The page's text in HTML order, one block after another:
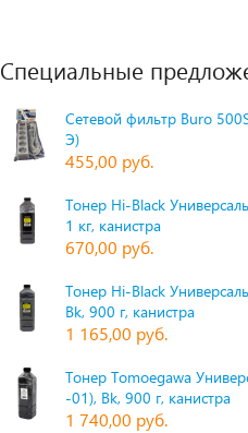
Специальные
Сетевой фильтр Buro
Э)
455,00 руб.
Тонер Hi-Black
1 кг, канистра
670,00 руб.
Тонер Hi-Black
Bk, 900 г, канистра
1 165,00 руб.
Тонер Tomoegawa
-01), Bk, 900 г, канистра
1 740,00 руб.